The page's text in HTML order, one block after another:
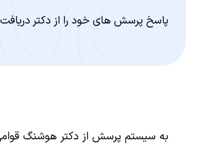
پاسخ پرسش های خود را از دکتر
به سیستم پرسش از دکتر هوشنگ